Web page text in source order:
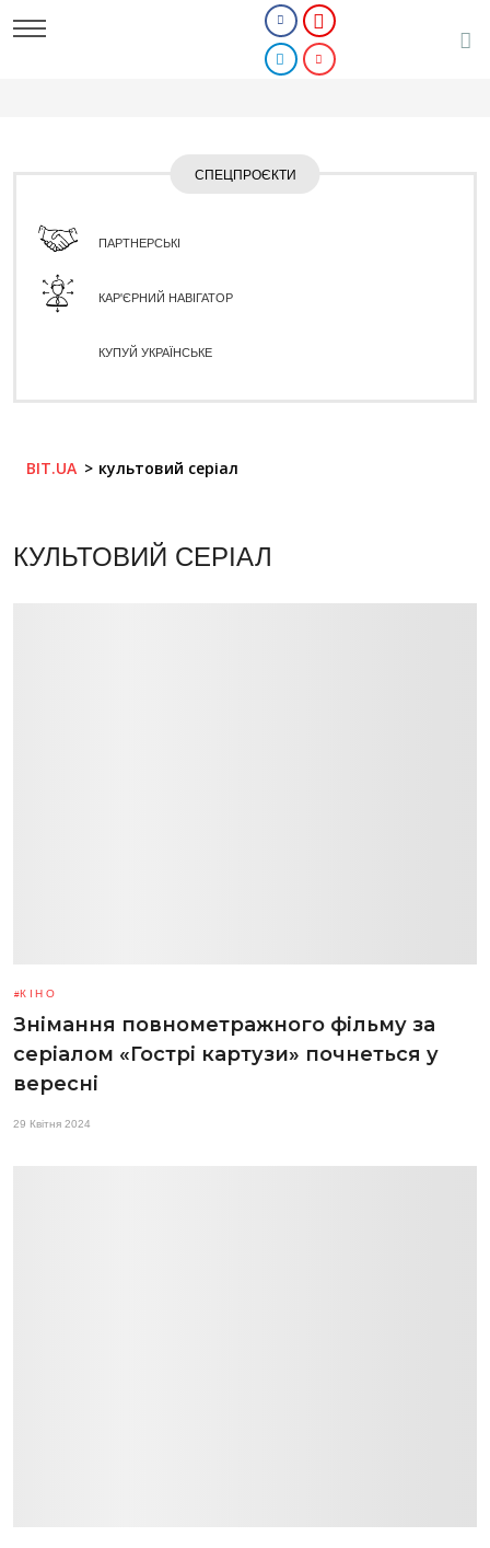
СПЕЦПРОЄКТИ
ПАРТНЕРСЬКІ
КАР'ЄРНИЙ НАВІГАТОР
КУПУЙ УКРАЇНСЬКЕ
BIT.UA культовий серіал
КУЛЬТОВИЙ СЕРІАЛ
КІНО
Знімання повнометражного фільму за
серіалом «Гострі картузи» почнеться у
вересні
29 Квітня 2024